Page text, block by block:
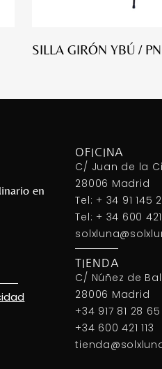
SILLA GIRÓN YBÚ /
en
OFICINA
C/ Juan de la
28006 Madrid
Tel: + 34 91 145
Tel: + 34 600 421
TIENDA
C/ Núñez de
28006 Madrid
+34 917 81 28 65
+34 600 421 113